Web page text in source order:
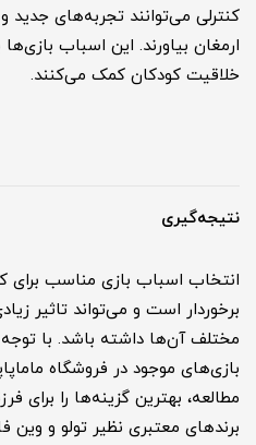
کنترلی می‌توانند تجربه‌های جدید
ارمغان بیاورند. این اسباب
خلاقیت کودکان کمک می‌کنند.
نتیجه‌گیری
انتخاب اسباب بازی مناسب برای
برخوردار است و می‌تواند تاثیر
مختلف آن‌ها داشته باشد. با
بازی‌های موجود در فروشگاه
مطالعه، بهترین گزینه‌ها را برای
برندهای معتبری نظیر تولو و وین